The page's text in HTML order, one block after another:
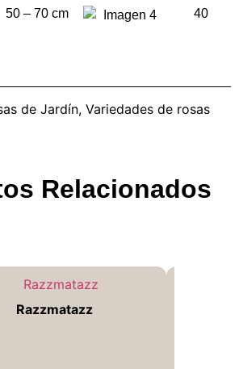
50 – 70 cm 40
de Jardín,Variedades de rosas
Relacionados
Razzmatazz